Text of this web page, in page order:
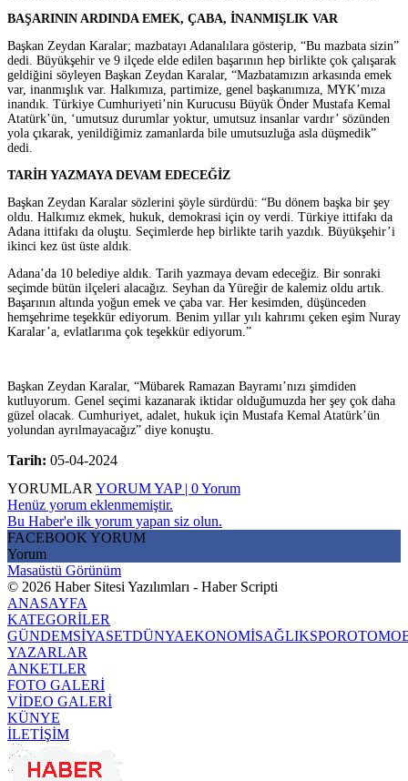
BAŞARININ ARDINDA EMEK, ÇABA, İNANMIŞLIK VAR
Başkan Zeydan Karalar; mazbatayı Adanalılara gösterip, “Bu mazbata sizin”
dedi. Büyükşehir ve 9 ilçede elde edilen başarının hep birlikte çok çalışarak
geldiğini söyleyen Başkan Zeydan Karalar, “Mazbatamızın arkasında emek
var, inanmışlık var. Halkımıza, partimize, genel başkanımıza, MYK’mıza
inandık. Türkiye Cumhuriyeti’nin Kurucusu Büyük Önder Mustafa Kemal
Atatürk’ün, ‘umutsuz durumlar yoktur, umutsuz insanlar vardır’ sözünden
yola çıkarak, yenildiğimiz zamanlarda bile umutsuzluğa asla düşmedik”
dedi.
TARİH YAZMAYA DEVAM EDECEĞİZ
Başkan Zeydan Karalar sözlerini şöyle sürdürdü: “Bu dönem başka bir şey
oldu. Halkımız ekmek, hukuk, demokrasi için oy verdi. Türkiye ittifakı da
Adana ittifakı da oluştu. Seçimlerde hep birlikte tarih yazdık. Büyükşehir’i
ikinci kez üst üste aldık.
Adana’da 10 belediye aldık. Tarih yazmaya devam edeceğiz. Bir sonraki
seçimde bütün ilçeleri alacağız. Seyhan da Yüreğir de kalemiz oldu artık.
Başarının altında yoğun emek ve çaba var. Her kesimden, düşünceden
hemşehrime teşekkür ediyorum. Benim yıllar yılı kahrımı çeken eşim Nuray
Karalar’a, evlatlarıma çok teşekkür ediyorum.”
Başkan Zeydan Karalar, “Mübarek Ramazan Bayramı’nızı şimdiden
kutluyorum. Genel seçimi kazanarak iktidar olduğumuzda her şey çok daha
güzel olacak. Cumhuriyet, adalet, hukuk için Mustafa Kemal Atatürk’ün
yolundan ayrılmayacağız” diye konuştu.
Tarih: 05-04-2024
YORUMLAR YORUM YAP | 0 Yorum
Henüz yorum eklenmemiştir.
Bu Haber'e ilk yorum yapan siz olun.
FACEBOOK YORUM
Yorum
Masaüstü Görünüm
© 2026 Haber Sitesi Yazılımları - Haber Scripti
ANASAYFA
KATEGORİLER
GÜNDEMSİYASETDÜNYAEKONOMİSAĞLIKSPOR
YAZARLAR
ANKETLER
FOTO GALERİ
VİDEO GALERİ
KÜNYE
İLETİŞİM